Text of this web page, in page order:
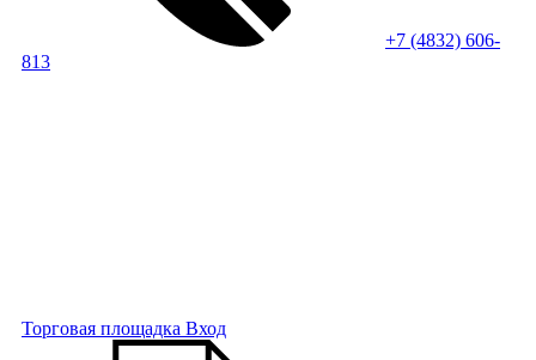
+7 (4832) 606-
813
Торговая площадка Вход